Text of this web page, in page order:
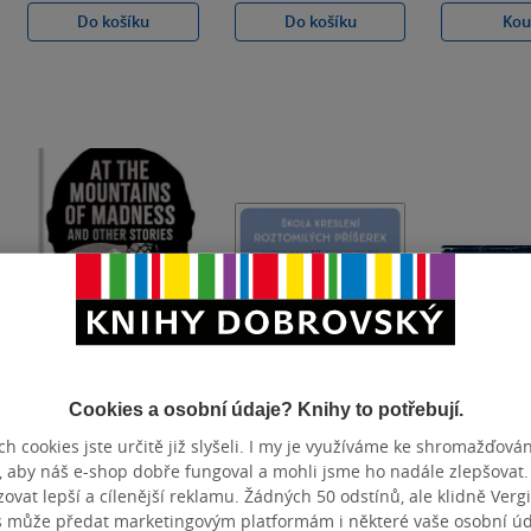
Do košíku
Do košíku
At the Mountains
of Madness and
Other Stories
Howard P. Lovecraft
0.0
Škola kreslení
roztomilých
příšerek
Naomi Lord
0.0
Dotek
Robert E.
0.0
Cookies a osobní údaje? Knihy to potřebují.
cookies jste určitě již slyšeli. I my je využíváme ke
aby náš e-shop dobře fungoval a mohli jsme ho nadále zlepšovat.
lepší a cílenější reklamu. Žádných 50 odstínů, ale klidně
může předat marketingovým platformám i některé vaše osobní